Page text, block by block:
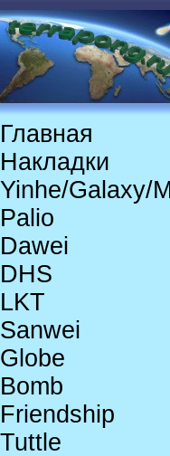
Главная
Накладки
Yinhe/Galaxy/
Palio
Dawei
DHS
LKT
Sanwei
Globe
Bomb
Friendship
Tuttle